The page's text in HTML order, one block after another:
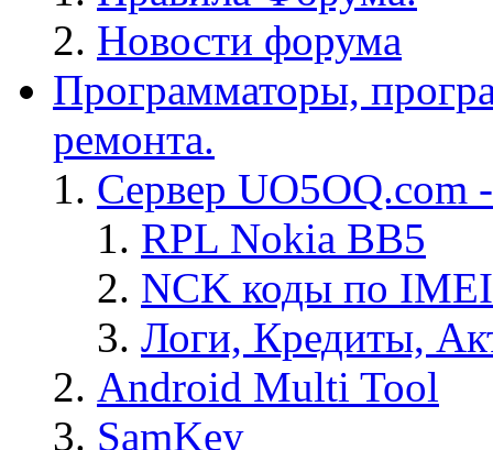
Новости форума
Программаторы,
ремонта.
Сервер
RPL Nokia BB5
NCK коды по IMEI
Логи, Кредиты,
Android Multi Tool
SamKey